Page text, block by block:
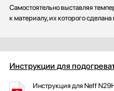
Самостоятельно выставляя
к материалу, их которого
Инструкции для
Инструкция для Neff